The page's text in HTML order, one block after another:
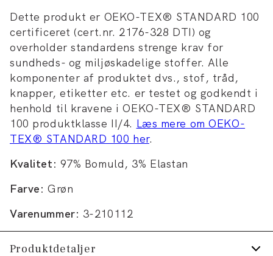
Dette produkt er OEKO-TEX® STANDARD 100
certificeret (cert.nr. 2176-328 DTI) og
overholder standardens strenge krav for
sundheds- og miljøskadelige stoffer. Alle
komponenter af produktet dvs., stof, tråd,
knapper, etiketter etc. er testet og godkendt i
henhold til kravene i OEKO-TEX® STANDARD
100 produktklasse II/4. Læs mere om OEKO-
TEX® STANDARD 100 her.
Kvalitet: 97% Bomuld, 3% Elastan
Farve: Grøn
Varenummer: 3-210112
Produktdetaljer